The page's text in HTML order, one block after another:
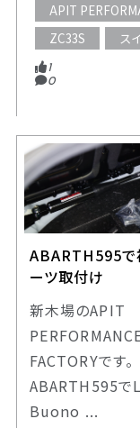
APIT
ZC33S
ス
1
0
ABARTH595で
ーツ取付け
新木場のAPIT
FACTORYです。
ABARTH595で
Buono ...